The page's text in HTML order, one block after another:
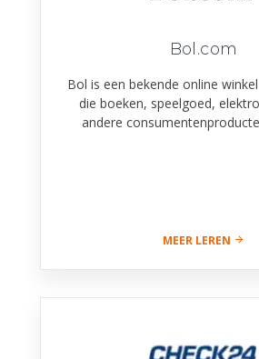
Bol.com
Bol is een bekende online
die boeken, speelgoed,
andere
MEER LEREN